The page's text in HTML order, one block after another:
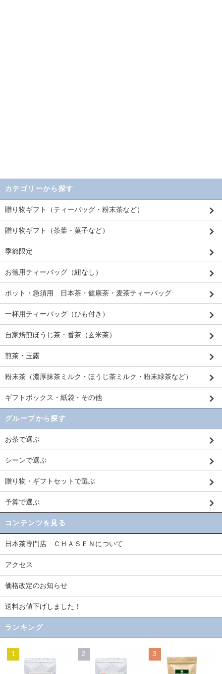
カテゴリーから探す
贈り物ギフト（ティーバッグ・粉末茶など）
贈り物ギフト（茶葉・菓子など）
季節限定
お徳用ティーバッグ（紐なし）
ポット・急須用 日本茶・健康茶・麦茶ティーバッグ
一杯用ティーバッグ（ひも付き）
自家焙煎ほうじ茶・番茶（玄米茶）
煎茶・玉露
粉末茶（濃厚抹茶ミルク・ほうじ茶ミルク・粉末緑茶など）
ギフトボックス・紙袋・その他
グループから探す
お茶で選ぶ
シーンで選ぶ
贈り物・ギフトセットで選ぶ
予算で選ぶ
コンテンツを見る
日本茶専門店 ＣＨＡＳＥＮについて
アクセス
価格改定のお知らせ
送料お値下げしました！
ランキング
1 2 3